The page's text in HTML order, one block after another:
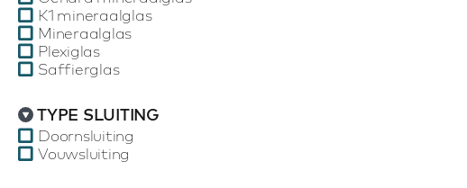
K1 mineraalglas
Mineraalglas
Plexiglas
Saffierglas
TYPE SLUITING
Doornsluiting
Vouwsluiting